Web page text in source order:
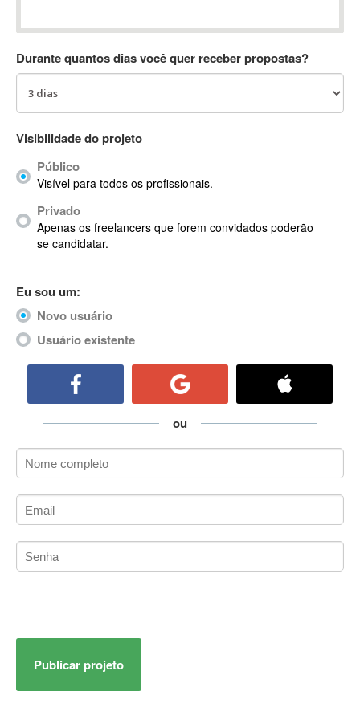
AC Drives
ACARS
AccountMate
Acrobat
Acrobat X
Acronis
ACT
ActionScript
ActionScript 3
Active Directory
ActiveX Data Objects (ADO)
ADK
Administração Acadêmica
Administração de Artistas e Repertórios
Administração de Banco de Dados
Administração de Redes
Administrador de Sistemas
Adobe After Effects
Adobe AIR
Durante quantos dias você quer receber propostas?
Visibilidade do projeto
Público
Visível para todos os profissionais.
Privado
Apenas os freelancers que forem convidados poderão
se candidatar.
Eu sou um:
Novo usuário
Usuário existente
ou
Publicar projeto